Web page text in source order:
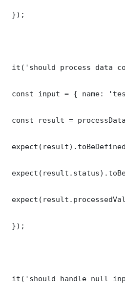
});
it('should process data
const input = { name:
const result =
});
it('should handle null